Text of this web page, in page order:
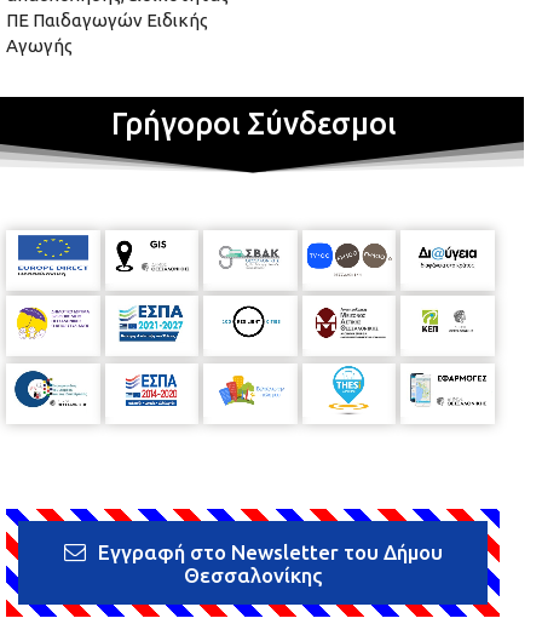
ΠΕ Παιδαγωγών Ειδικής
Αγωγής
Γρήγοροι Σύνδεσμοι
Εγγραφή στο Newsletter του Δήμου
Θεσσαλονίκης